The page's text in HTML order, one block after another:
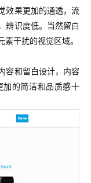
效果更加的通透，流
辨识度低。当然留白
干扰的视觉区域。
容和留白设计，内容
加的简洁和品质感十